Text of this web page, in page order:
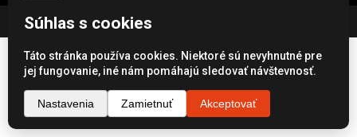
® MFF Cinematik 2026